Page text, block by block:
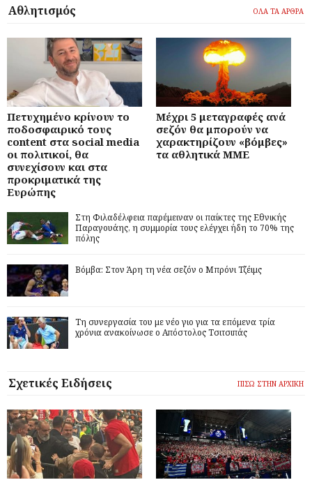
Αθλητισμός ΟΛΑ ΤΑ ΑΡΘΡΑ
Πετυχημένο κρίνουν το
ποδοσφαιρικό τους
content στα social media
οι πολιτικοί, θα
συνεχίσουν και στα
προκριματικά της
Ευρώπης
Μέχρι 5 μεταγραφές ανά
σεζόν θα μπορούν να
χαρακτηρίζουν «βόμβες»
τα αθλητικά ΜΜΕ
Στη Φιλαδέλφεια παρέμειναν οι παίκτες της Εθνικής
Παραγουάης, η συμμορία τους ελέγχει ήδη το 70% της
πόλης
Βόμβα: Στον Άρη τη νέα σεζόν ο Μπρόνι Τζέιμς
Τη συνεργασία του με νέο γιο για τα επόμενα τρία
χρόνια ανακοίνωσε ο Απόστολος Τσιτσιπάς
Σχετικές Ειδήσεις ΠΙΣΩ ΣΤΗΝ ΑΡΧΙΚΗ